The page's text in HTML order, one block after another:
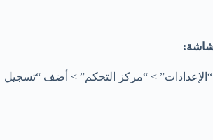
> “مركز التحكم” > أضف “تسجيل